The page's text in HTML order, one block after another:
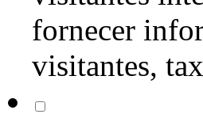
fornecer
visitantes,